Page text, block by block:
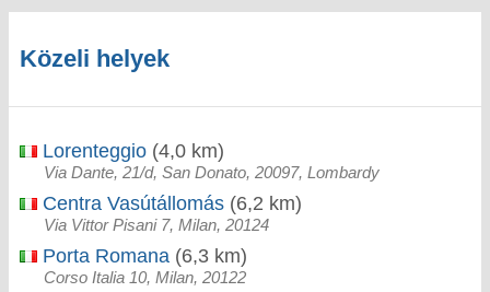
Közeli helyek
Lorenteggio (4,0 km)
Via Dante, 21/d, San Donato, 20097, Lombardy
Centra Vasútállomás (6,2 km)
Via Vittor Pisani 7, Milan, 20124
Porta Romana (6,3 km)
Corso Italia 10, Milan, 20122